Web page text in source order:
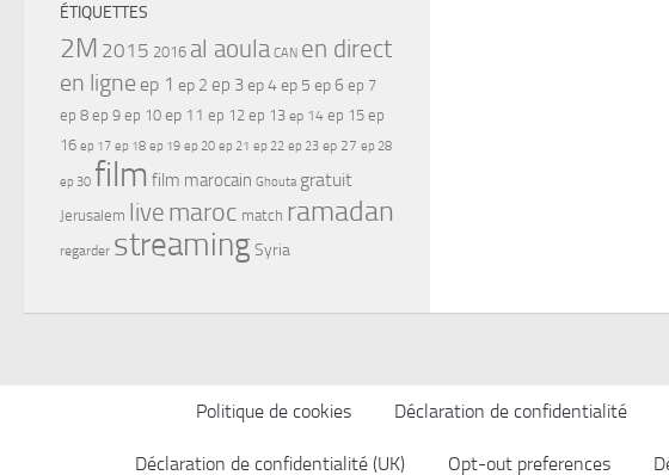
ÉTIQUETTES
2M 2015 2016 al aoula CAN en direct
en ligne ep 1 ep 2 ep 3ep 4ep 5 ep 6 ep 7
ep 8 ep 9 ep 10 ep 11 ep 12 ep 13 ep 14 ep 15 ep
16 ep 17 ep 18 ep 19 ep 20 ep 21 ep 22 ep 23 ep 27 ep 28
ep 30 film film marocain Ghouta gratuit
Jerusalem live maroc match ramadan
regarder streamingSyria
Politique de cookies Déclaration de confidentialité
Déclaration de confidentialité (UK) Opt-out preferences